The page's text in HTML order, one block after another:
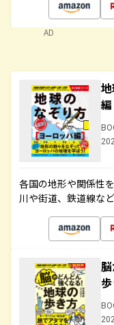
AD
編
各国の地形や関係性
川や街道、鉄道線な